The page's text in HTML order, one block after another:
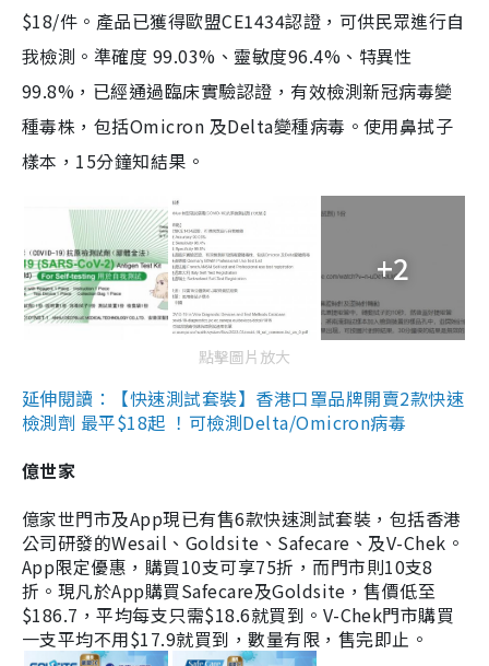
$18/件。產品已獲得歐盟CE1434認證，可供民眾進行自
我檢測。準確度 99.03%、靈敏度96.4%、特異性
99.8%，已經通過臨床實驗認證，有效檢測新冠病毒變
種毒株，包括Omicron 及Delta變種病毒。使用鼻拭子
樣本，15分鐘知結果。
+2
點擊圖片放大
延伸閱讀：【快速測試套裝】香港口罩品牌開賣2款快速
檢測劑 最平$18起 ！可檢測Delta/Omicron病毒
億世家
億家世門市及App現已有售6款快速測試套裝，包括香港
公司研發的Wesail、Goldsite、Safecare、及V-Chek。
App限定優惠，購買10支可享75折，而門市則10支8
折。現凡於App購買Safecare及Goldsite，售價低至
$186.7，平均每支只需$18.6就買到。V-Chek門市購買
一支平均不用$17.9就買到，數量有限，售完即止。